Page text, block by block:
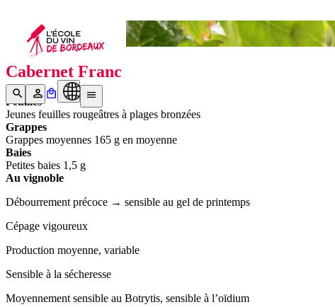
Bottle N°9
Cabernet Franc
Feuilles
Jeunes feuilles rougeâtres à plages bronzées
Grappes
Grappes moyennes 165 g en moyenne
Baies
Petites baies 1,5 g
Au vignoble
Débourrement précoce → sensible au gel de printemps
Cépage vigoureux
Production moyenne, variable
Sensible à la sécheresse
Moyennement sensible au Botrytis, sensible à l’oïdium